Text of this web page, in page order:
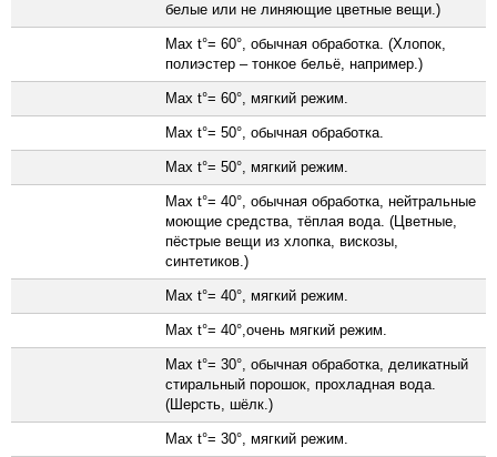
белые или не линяющие цветные вещи.)
Max t°= 60°, обычная обработка. (Хлопок,
полиэстер – тонкое бельё, например.)
Max t°= 60°, мягкий режим.
Max t°= 50°, обычная обработка.
Max t°= 50°, мягкий режим.
Max t°= 40°, обычная обработка, нейтральные
моющие средства, тёплая вода. (Цветные,
пёстрые вещи из хлопка, вискозы,
синтетиков.)
Max t°= 40°, мягкий режим.
Max t°= 40°,очень мягкий режим.
Max t°= 30°, обычная обработка, деликатный
стиральный порошок, прохладная вода.
(Шерсть, шёлк.)
Max t°= 30°, мягкий режим.